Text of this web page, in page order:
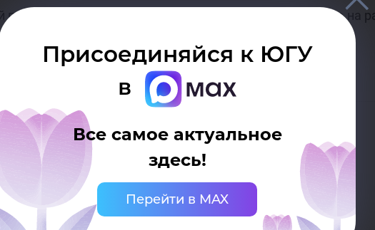
Присоединяйся к ЮГУ
в
Все самое актуальное
здесь!
Перейти в MAX
в ССТ. По итогам двух лет обучения было принято на